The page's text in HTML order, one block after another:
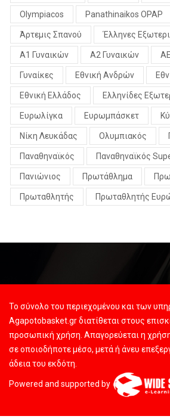
Olympiacos Panathinaikos OPAP
Άρτεμις Σπανού Έλληνες
Α1 Γυναικών Α2 Γυναικών
Γυναίκες Εθνική Ανδρών
Εθνική Ελλάδος Ελληνίδες
Ευρωλίγκα Ευρωμπάσκετ
Νίκη Λευκάδας Ολυμπιακός
Παναθηναϊκός Παναθηναϊκός
Πανιώνιος Πρωτάθλημα
Πρωταθλητής Πρωταθλητής
Το σύνολο του περιεχομένου και των
Agapotobasket.gr διατίθεται στους
προσωπική χρήση. Απαγορεύεται η
σε οποιοδήποτε μέσο, μετά ή άνευ
άδεια του εκδότη.
Powered and supported by